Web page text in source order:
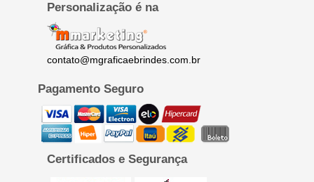
Personalização é na
contato@mgraficaebrindes.com.br
Pagamento Seguro
Certificados e Segurança